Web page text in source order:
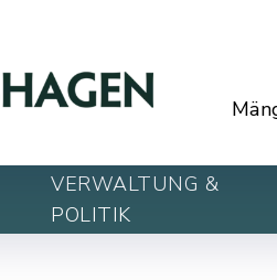
VERWALTUNG &
POLITIK